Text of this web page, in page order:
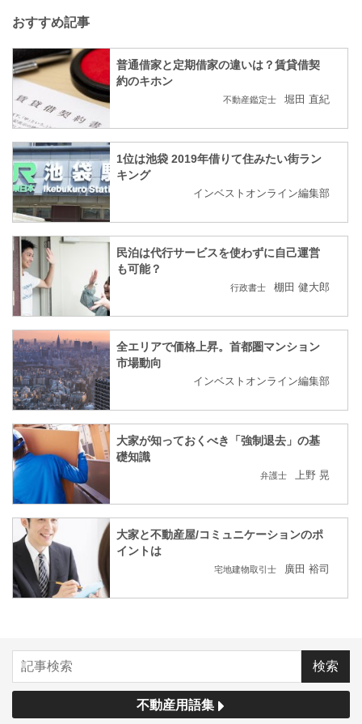
おすすめ記事
普通借家と定期借家の違いは？賃貸借契
約のキホン
不動産鑑定士 堀田 直紀
1位は池袋 2019年借りて住みたい街ラン
キング
インベストオンライン編集部
民泊は代行サービスを使わずに自己運営
も可能？
行政書士 棚田 健大郎
全エリアで価格上昇。首都圏マンション
市場動向
インベストオンライン編集部
大家が知っておくべき「強制退去」の基
礎知識
弁護士 上野 晃
大家と不動産屋/コミュニケーションのポ
イントは
宅地建物取引士 廣田 裕司
不動産用語集